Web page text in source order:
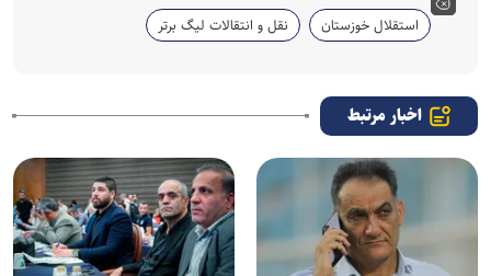
استقلال خوزستان
نقل و انتقالات لیگ برتر
اخبار مرتبط